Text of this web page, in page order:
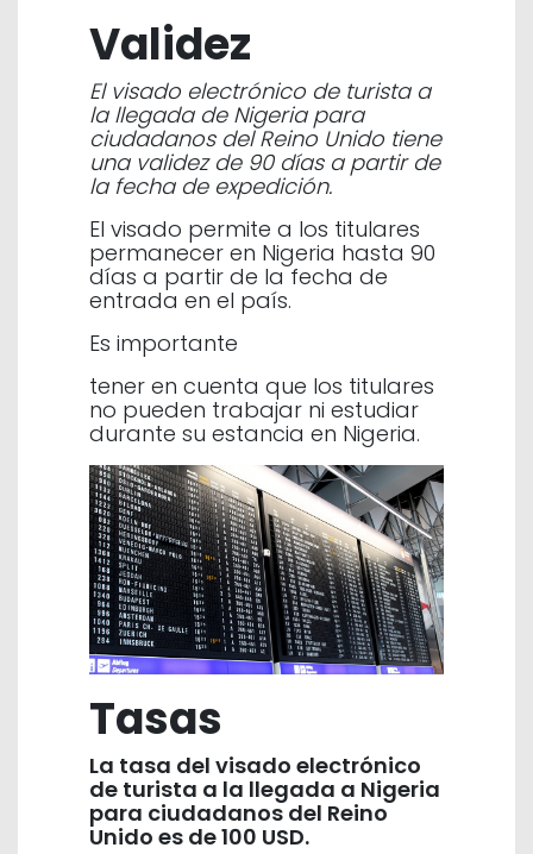
Validez
El visado electrónico de turista a
la llegada de Nigeria para
ciudadanos del Reino Unido tiene
una validez de 90 días a partir de
la fecha de expedición.
El visado permite a los titulares
permanecer en Nigeria hasta 90
días a partir de la fecha de
entrada en el país.
Es importante
tener en cuenta que los titulares
no pueden trabajar ni estudiar
durante su estancia en Nigeria.
Tasas
La tasa del visado electrónico
de turista a la llegada a Nigeria
para ciudadanos del Reino
Unido es de 100 USD.